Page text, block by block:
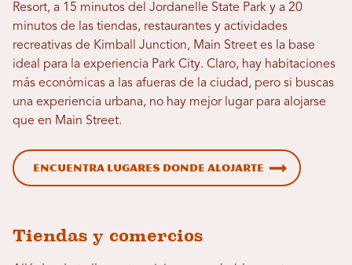
Resort, a 15 minutos del Jordanelle State Park y a 20
minutos de las tiendas, restaurantes y actividades
recreativas de Kimball Junction, Main Street es la base
ideal para la experiencia Park City. Claro, hay habitaciones
más económicas a las afueras de la ciudad, pero si buscas
una experiencia urbana, no hay mejor lugar para alojarse
que en Main Street.
Encuentra lugares donde alojarte
Tiendas y comercios